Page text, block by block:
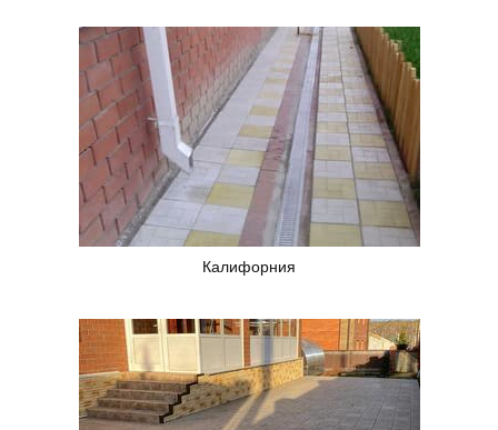
Калифорния